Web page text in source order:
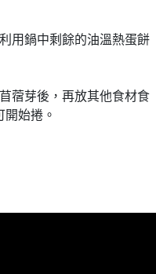
用鍋中剩餘的油溫熱蛋餅
蓿芽後，再放其他食材食
始捲。